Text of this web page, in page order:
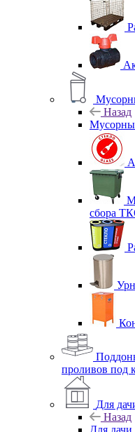
Назад
сбора
проливов под
Для
Назад
Для дачи